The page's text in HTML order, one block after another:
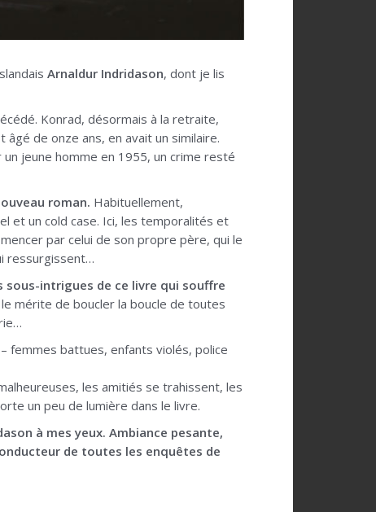
Arnaldur Indridason, dont je lis
Konrad, désormais à la retraite,
de onze ans, en avait un similaire.
jeune homme en 1955, un crime resté
roman. Habituellement,
et un cold case. Ici, les temporalités et
par celui de son propre père, qui le
ressurgissent…
sous-intrigues de ce livre qui souffre
mérite de boucler la boucle de toutes
femmes battues, enfants violés, police
les amitiés se trahissent, les
un peu de lumière dans le livre.
à mes yeux. Ambiance pesante,
de toutes les enquêtes de